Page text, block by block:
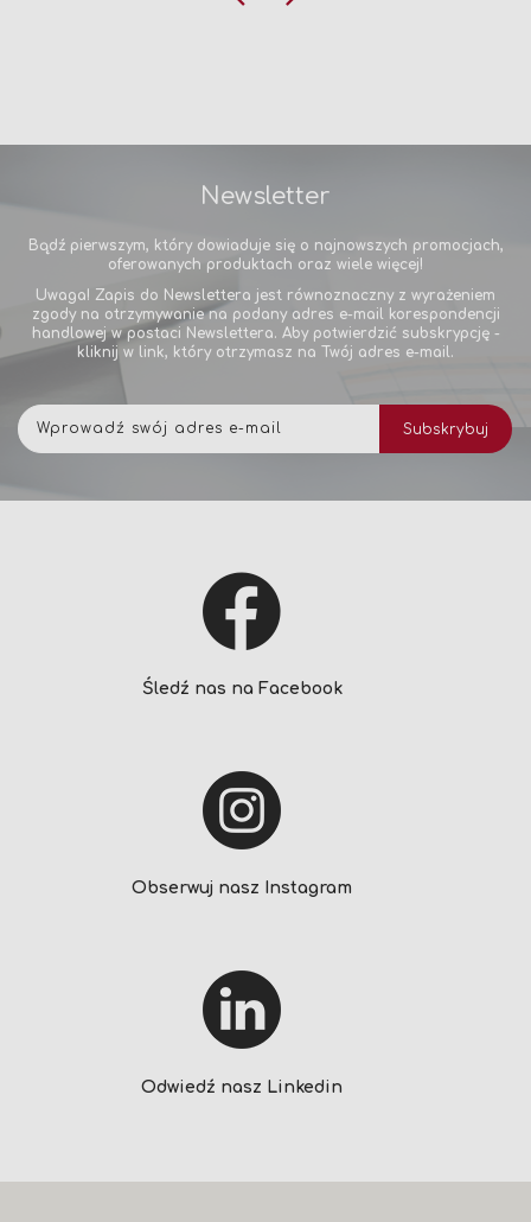
Newsletter
Bądź pierwszym, który dowiaduje się o najnowszych promocjach,
oferowanych produktach oraz wiele więcej!
Uwaga! Zapis do Newslettera jest równoznaczny z wyrażeniem
zgody na otrzymywanie na podany adres e-mail korespondencji
handlowej w postaci Newslettera. Aby potwierdzić subskrypcję -
kliknij w link, który otrzymasz na Twój adres e-mail.
nasz
newsletter:
Subskrybuj
Śledź nas na Facebook
Obserwuj nasz Instagram
Odwiedź nasz Linkedin